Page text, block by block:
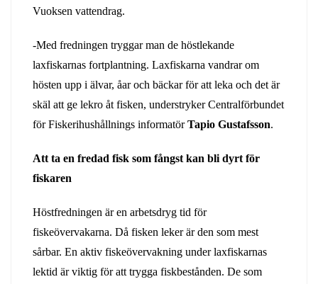
Vuoksen vattendrag.
-Med fredningen tryggar man de höstlekande
laxfiskarnas fortplantning. Laxfiskarna vandrar om
hösten upp i älvar, åar och bäckar för att leka och det är
skäl att ge lekro åt fisken, understryker Centralförbundet
för Fiskerihushållnings informatörTapio Gustafsson.
Att ta en fredad fisk som fångst kan bli dyrt för
fiskaren
Höstfredningen är en arbetsdryg tid för
fiskeövervakarna. Då fisken leker är den som mest
sårbar. En aktiv fiskeövervakning under laxfiskarnas
lektid är viktig för att trygga fiskbestånden. De som